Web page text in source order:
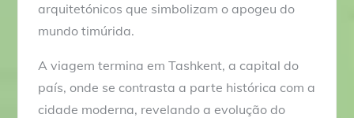
arquitetónicos que simbolizam o apogeu do
mundo timúrida.
A viagem termina em Tashkent, a capital do
país, onde se contrasta a parte histórica com a
cidade moderna, revelando a evolução do